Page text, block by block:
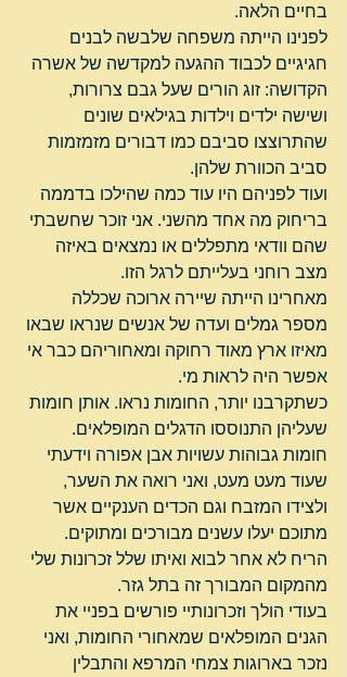
בחיים הלאה.
לפנינו הייתה משפחה שלבשה לבנים
חגיגיים לכבוד ההגעה למקדשה של אשרה
הקדושה: זוג הורים שעל גבם צרורות,
ושישה ילדים וילדות בגילאים שונים
שהתרוצצו סביבם כמו דבורים מזמזמות
סביב הכוורת שלהן.
ועוד לפניהם היו עוד כמה שהילכו בדממה
בריחוק מה אחד מהשני. אני זוכר שחשבתי
שהם וודאי מתפללים או נמצאים באיזה
מצב רוחני בעלייתם לרגל הזו.
מאחרינו הייתה שיירה ארוכה שכללה
מספר גמלים ועדה של אנשים שנראו שבאו
מאיזו ארץ מאוד רחוקה ומאחוריהם כבר אי
אפשר היה לראות מי.
כשתקרבנו יותר, החומות נראו. אותן חומות
שעליהן התנוססו הדגלים המופלאים.
חומות גבוהות עשויות אבן אפורה וידעתי
שעוד מעט מעט, ואני רואה את השער,
ולצידו המזבח וגם הכדים הענקיים אשר
מתוכם יעלו עשנים מבורכים ומתוקים.
הריח לא אחר לבוא ואיתו שלל זכרונות שלי
מהמקום המבורך זה בתל גזר.
בעודי הולך וזכרונותיי פורשים בפניי את
הגנים המופלאים שמאחורי החומות, ואני
נזכר בארוגות צמחי המרפא והתבלין